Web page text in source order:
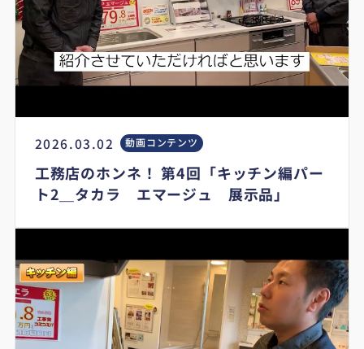
2026.03.02 動画コンテンツ
工務店のホンネ！ 第4回「キッチン編パー
ト2＿タカラ エマージュ 展示品」